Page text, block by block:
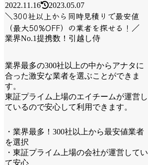
2022.11.16 2023.05.07
＼300社以上から同時見積りで最安値
（最大50%OFF）の業者を探せる！／
業界No.1提携数！引越し侍
業界最多の300社以上の中からアナタに
合った激安な業者を選ぶことができま
す。
東証プライム上場のエイチームが運営し
ているので安心して利用できます。
・業界最多！300社以上から最安値業者
を選択
・東証プライム上場の会社が運営してい
て安心